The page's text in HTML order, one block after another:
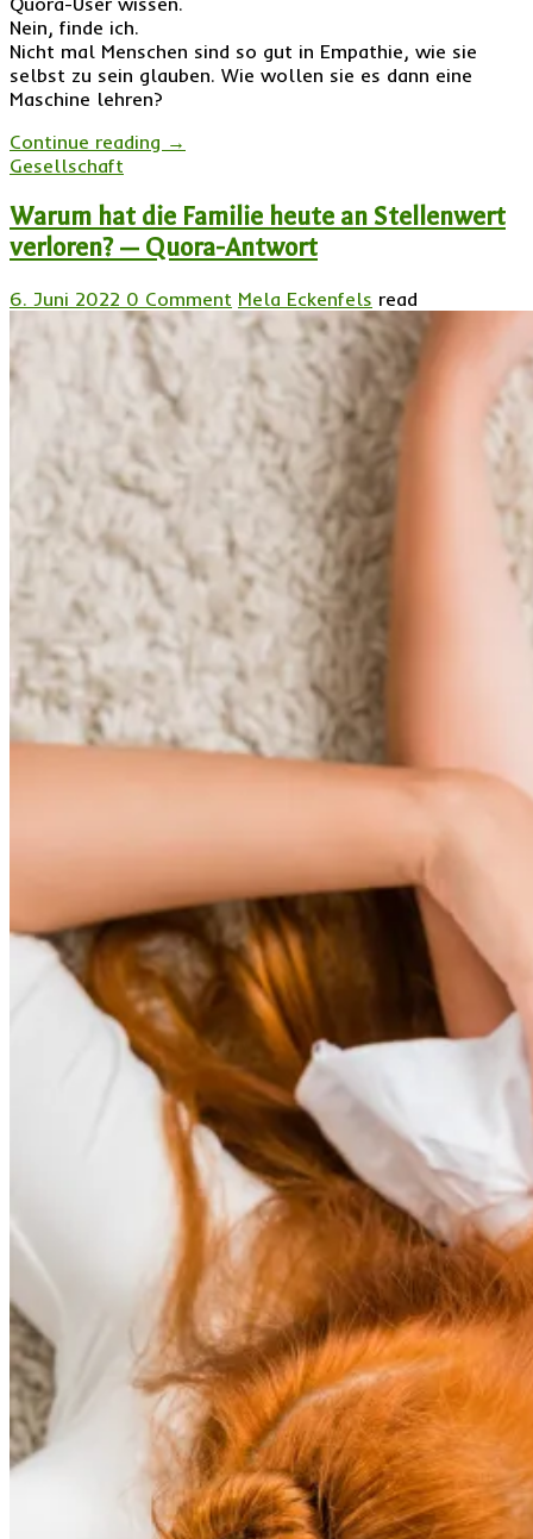
Nein, finde ich.
Nicht mal Menschen sind so gut in Empathie, wie sie
selbst zu sein glauben. Wie wollen sie es dann eine
Maschine lehren?
Continue reading →
Gesellschaft
Warum hat die Familie heute an Stellenwert
verloren? — Quora-Antwort
6. Juni 2022 0 Comment Mela Eckenfels read